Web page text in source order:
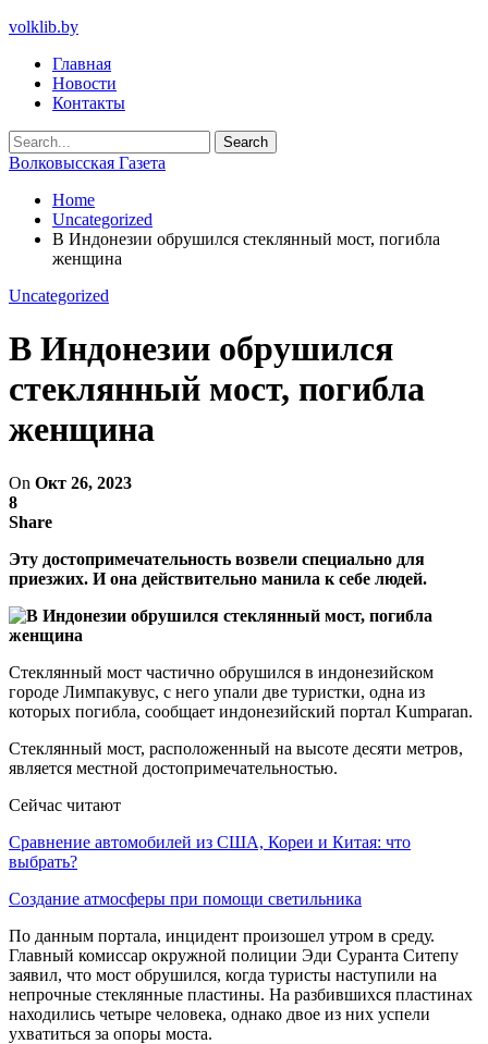
volklib.by
Главная
Новости
Контакты
Волковысская Газета
Home
Uncategorized
В Индонезии обрушился стеклянный мост, погибла
женщина
Uncategorized
В Индонезии обрушился
стеклянный мост, погибла
женщина
On Окт 26, 2023
8
Share
Эту достопримечательность возвели специально для
приезжих. И она действительно манила к себе людей.
Стеклянный мост частично обрушился в индонезийском
городе Лимпакувус, с него упали две туристки, одна из
которых погибла, сообщает индонезийский портал Kumparan.
Стеклянный мост, расположенный на высоте десяти метров,
является местной достопримечательностью.
Сейчас читают
Сравнение автомобилей из США, Кореи и Китая: что
выбрать?
Создание атмосферы при помощи светильника
По данным портала, инцидент произошел утром в среду.
Главный комиссар окружной полиции Эди Суранта Ситепу
заявил, что мост обрушился, когда туристы наступили на
непрочные стеклянные пластины. На разбившихся пластинах
находились четыре человека, однако двое из них успели
ухватиться за опоры моста.